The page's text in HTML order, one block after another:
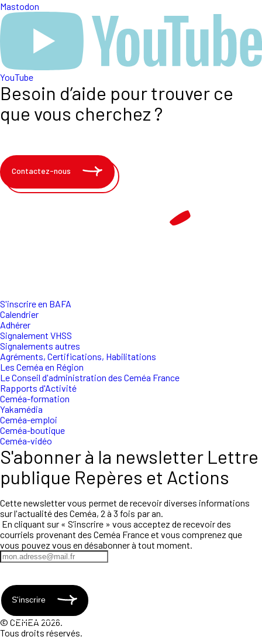
Mastodon
YouTube
Besoin d’aide pour trouver ce
que vous cherchez ?
Contactez-nous
S'inscrire en BAFA
Calendrier
Adhérer
Signalement VHSS
Signalements autres
Agréments, Certifications, Habilitations
Les Ceméa en Région
Le Conseil d'administration des Ceméa France
Rapports d'Activité
Ceméa-formation
Yakamédia
Ceméa-emploi
Ceméa-boutique
Ceméa-vidéo
S'abonner à la newsletter Lettre
publique Repères et Actions
Cette newsletter vous permet de recevoir diverses informations
sur l'actualité des Ceméa, 2 à 3 fois par an.
En cliquant sur « S’inscrire » vous acceptez de recevoir des
courriels provenant des Ceméa France et vous comprenez que
vous pouvez vous en désabonner à tout moment.
S'inscrire
© CEMEA 2026.
Tous droits réservés.